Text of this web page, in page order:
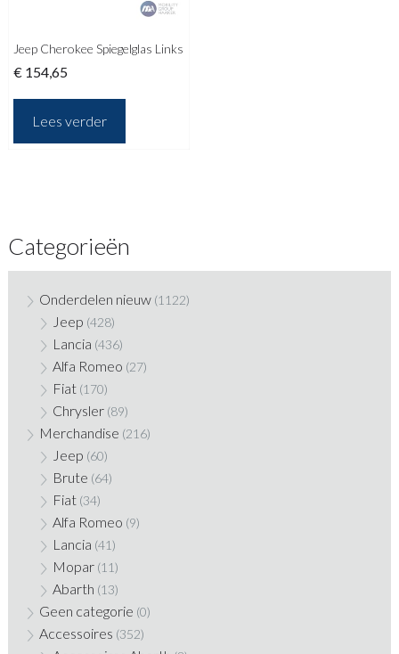
Jeep Cherokee Spiegelglas Links
€ 154,65
Lees verder
Categorieën
Onderdelen nieuw (1122)
Jeep (428)
Lancia (436)
Alfa Romeo (27)
Fiat (170)
Chrysler (89)
Merchandise (216)
Jeep (60)
Brute (64)
Fiat (34)
Alfa Romeo (9)
Lancia (41)
Mopar (11)
Abarth (13)
Geen categorie (0)
Accessoires (352)